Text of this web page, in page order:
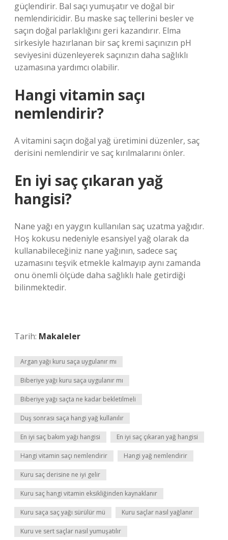
güçlendirir. Bal saçı yumuşatır ve doğal bir
nemlendiricidir. Bu maske saç tellerini besler ve
saçın doğal parlaklığını geri kazandırır. Elma
sirkesiyle hazırlanan bir saç kremi saçınızın pH
seviyesini düzenleyerek saçınızın daha sağlıklı
uzamasına yardımcı olabilir.
Hangi vitamin saçı
nemlendirir?
A vitamini saçın doğal yağ üretimini düzenler, saç
derisini nemlendirir ve saç kırılmalarını önler.
En iyi saç çıkaran yağ
hangisi?
Nane yağı en yaygın kullanılan saç uzatma yağıdır.
Hoş kokusu nedeniyle esansiyel yağ olarak da
kullanabileceğiniz nane yağının, sadece saç
uzamasını teşvik etmekle kalmayıp aynı zamanda
onu önemli ölçüde daha sağlıklı hale getirdiği
bilinmektedir.
Tarih: Makaleler
Argan yağı kuru saça uygulanır mı
Biberiye yağı kuru saça uygulanır mı
Biberiye yağı saçta ne kadar bekletilmeli
Duş sonrası saça hangi yağ kullanılır
En iyi saç bakım yağı hangisi En iyi saç çıkaran yağ hangisi
Hangi vitamin saçı nemlendirir Hangi yağ nemlendirir
Kuru saç derisine ne iyi gelir
Kuru saç hangi vitamin eksikliğinden kaynaklanır
Kuru saça saç yağı sürülür mü Kuru saçlar nasıl yağlanır
Kuru ve sert saçlar nasıl yumuşatılır